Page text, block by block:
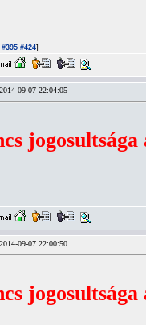
#395 #424]
09-07 22:04:05
jogosultsága
09-07 22:00:50
jogosultsága